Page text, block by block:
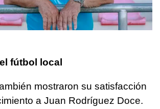
fútbol local
mostraron su satisfacción
a Juan Rodríguez Doce.